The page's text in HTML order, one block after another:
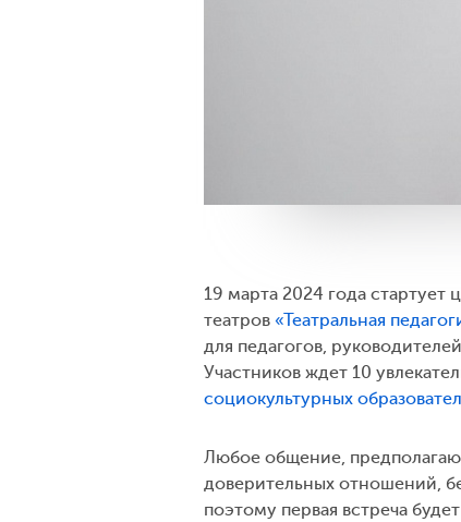
19 марта 2024 года стартует
театров «Театральная
для педагогов,
Участников ждет 10
социокультурных
Любое общение,
доверительных отношений,
поэтому первая встреча